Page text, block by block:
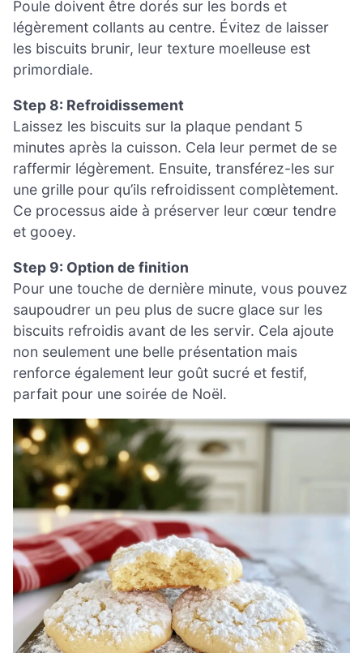
Poule doivent être dorés sur les bords et
légèrement collants au centre. Évitez de laisser
les biscuits brunir, leur texture moelleuse est
primordiale.
Step 8: Refroidissement
Laissez les biscuits sur la plaque pendant 5
minutes après la cuisson. Cela leur permet de se
raffermir légèrement. Ensuite, transférez-les sur
une grille pour qu’ils refroidissent complètement.
Ce processus aide à préserver leur cœur tendre
et gooey.
Step 9: Option de finition
Pour une touche de dernière minute, vous pouvez
saupoudrer un peu plus de sucre glace sur les
biscuits refroidis avant de les servir. Cela ajoute
non seulement une belle présentation mais
renforce également leur goût sucré et festif,
parfait pour une soirée de Noël.